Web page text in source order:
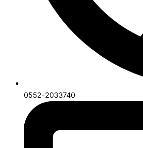
0552-2033740